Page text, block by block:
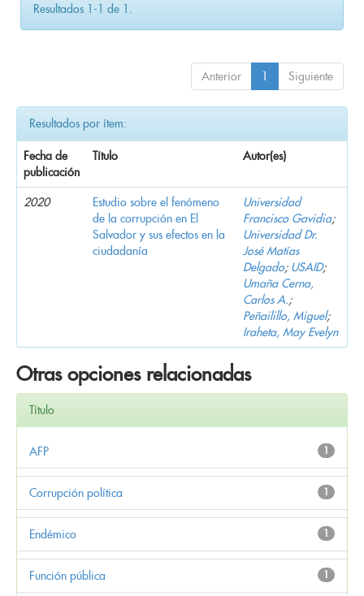
Resultados 1-1 de 1.
Anterior 1 Siguiente
Resultados por ítem:
Fecha de
publicación
Título Autor(es)
2020
Estudio sobre el fenómeno
de la corrupción en El
Salvador y sus efectos en la
ciudadanía
Universidad
Francisco Gavidia;
Universidad Dr.
José Matías
Delgado; USAID;
Umaña Cerna,
Carlos A.;
Peñailillo, Miguel;
Iraheta, May Evelyn
Otras opciones relacionadas
Título
1
AFP
1
Corrupción política
1
Endémico
1
Función pública